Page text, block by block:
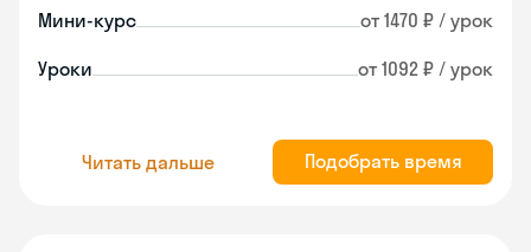
Мини-курс от 1470 ₽ / урок
Уроки от 1092 ₽ / урок
Читать дальше Подобрать время